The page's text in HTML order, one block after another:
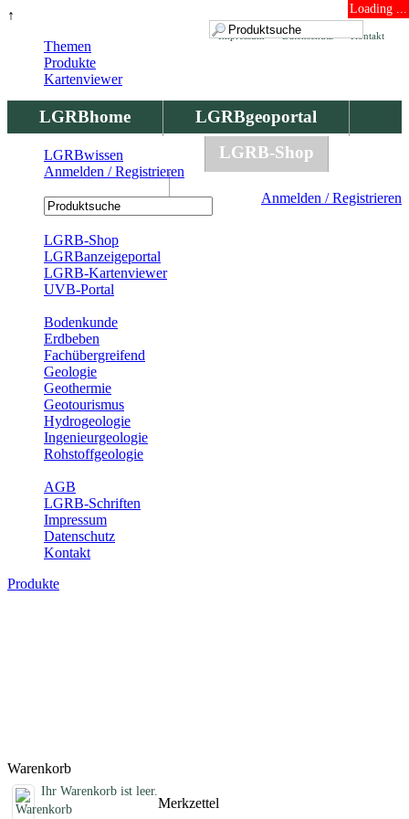
↑ Loading ...
Kontakt
Datenschutz
Impressum
LGRBhome
LGRBgeoportal
LGRBbohrungen
LGRB-Shop
Anmelden / Registrieren
Themen
Produkte
Kartenviewer
LGRBwissen
Anmelden / Registrieren
LGRB-Shop
LGRBanzeigeportal
LGRB-Kartenviewer
UVB-Portal
Bodenkunde
Erdbeben
Fachübergreifend
Geologie
Geothermie
Geotourismus
Hydrogeologie
Ingenieurgeologie
Rohstoffgeologie
AGB
LGRB-Schriften
Impressum
Datenschutz
Kontakt
Produkte
Warenkorb
Ihr Warenkorb ist leer.
Merkzettel